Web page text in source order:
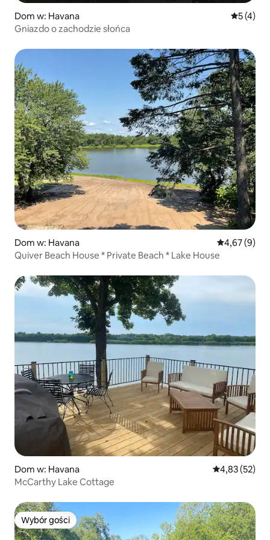
Dom w: Havana Średnia
5 (4)
Gniazdo o zachodzie słońca
Dom w: Havana Średnia
4,67 (9)
Quiver Beach House * Private Beach * Lake House
Dom w: Havana Średnia
4,83 (52)
McCarthy Lake Cottage
Wybór gości
Wybór gości